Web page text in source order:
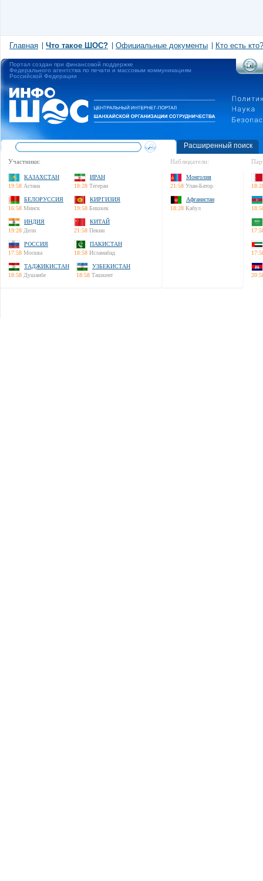
Главная Что такое ШОС? Официальные документы Кто есть кто?
Портал создан при финансовой поддержке
Федерального агентства по печати и массовым коммуникациям
Российской Федерации
Расширенный поиск
Участники:
КАЗАХСТАН
19:58 Астана
ИРАН
18:28 Тегеран
БЕЛОРУССИЯ
16:58 Минск
КИРГИЗИЯ
19:58 Бишкек
ИНДИЯ
19:28 Дели
КИТАЙ
21:58 Пекин
РОССИЯ
17:58 Москва
ПАКИСТАН
18:58 Исламабад
ТАДЖИКИСТАН
18:58 Душанбе
УЗБЕКИСТАН
18:58 Ташкент
Наблюдатели:
Монголия
21:58 Улан-Батор
Афганистан
18:28 Кабул